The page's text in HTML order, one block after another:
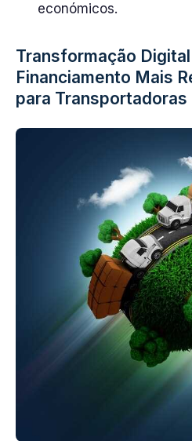
económicos.
Transformação
Financiamento Mais
para